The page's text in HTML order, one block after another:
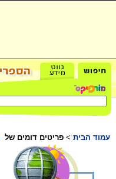
עמוד הבית > פריטים דומים של